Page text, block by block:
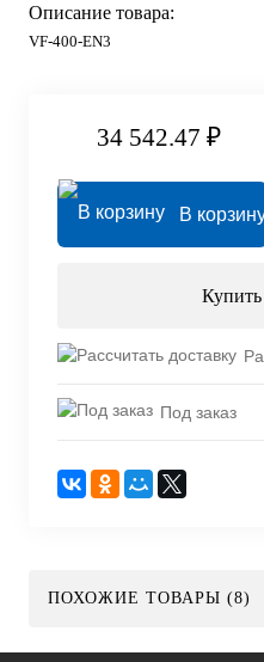
Описание товара:
VF-400-EN3
34 542.47 ₽
В
Под заказ
ПОХОЖИЕ ТОВАРЫ (8)